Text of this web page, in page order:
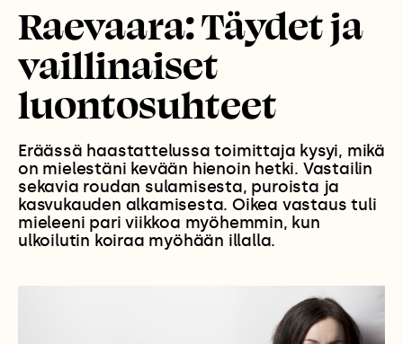
Raevaara: Täydet ja
vaillinaiset
luontosuhteet
Eräässä haastattelussa toimittaja kysyi, mikä
on mielestäni kevään hienoin hetki. Vastailin
sekavia roudan sulamisesta, puroista ja
kasvukauden alkamisesta. Oikea vastaus tuli
mieleeni pari viikkoa myöhemmin, kun
ulkoilutin koiraa myöhään illalla.